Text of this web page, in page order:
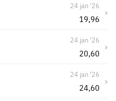
19,96
24 jan '26 ›
20,60
24 jan '26 ›
24,60
24 jan '26 ›